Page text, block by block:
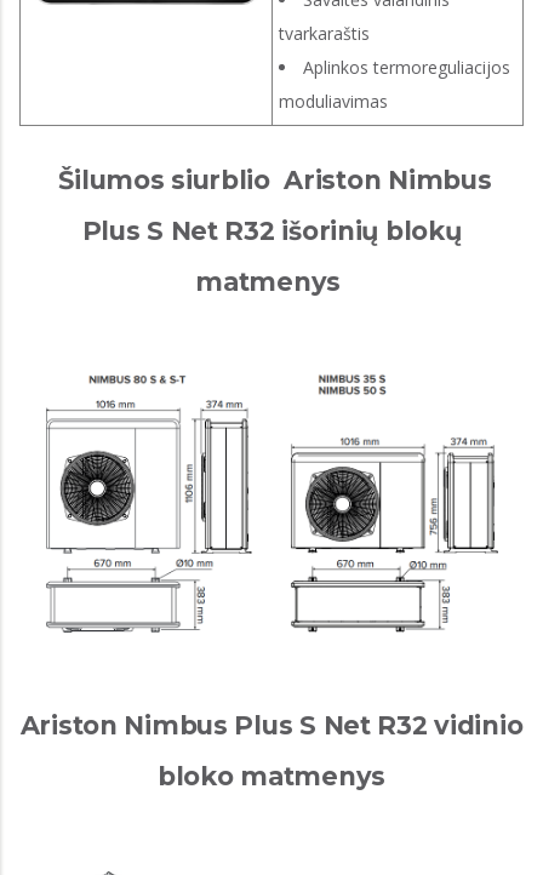
tvarkaraštis
Aplinkos termoreguliacijos
moduliavimas
Šilumos siurblio Ariston Nimbus
Plus S Net R32 išorinių blokų
matmenys
Ariston Nimbus Plus S Net R32 vidinio
bloko matmenys